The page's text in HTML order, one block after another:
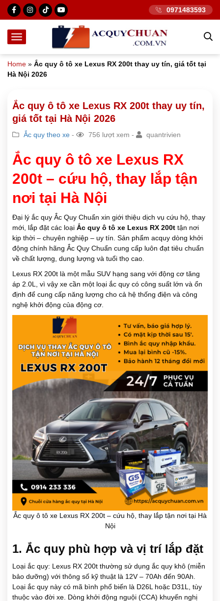
0971483593
Home » Ắc quy ô tô xe Lexus RX 200t thay uy tín, giá tốt tại
Hà Nội 2026
Ắc quy ô tô xe Lexus RX 200t thay uy tín,
giá tốt tại Hà Nội 2026
Ắc quy theo xe - 756 lượt xem - quantrivien
Ắc quy ô tô xe Lexus RX
200t – cứu hộ, thay lắp tận
nơi tại Hà Nội
Đại lý ắc quy Ắc Quy Chuẩn xin giới thiệu dịch vụ cứu hộ, thay
mới, lắp đặt các loại Ắc quy ô tô xe Lexus RX 200t tận nơi
kịp thời – chuyên nghiệp – uy tín. Sản phẩm acquy dòng khởi
động chính hãng Ắc Quy Chuẩn cung cấp luôn đạt tiêu chuẩn
về chất lượng, dung lượng và tuổi thọ cao.
Lexus RX 200t là một mẫu SUV hạng sang với động cơ tăng
áp 2.0L, vì vậy xe cần một loại ắc quy có công suất lớn và ổn
định để cung cấp năng lượng cho cả hệ thống điện và công
nghệ khởi động của động cơ.
Ắc quy ô tô xe Lexus RX 200t – cứu hộ, thay lắp tận nơi tại Hà
Nội
1. Ắc quy phù hợp và vị trí lắp đặt
Loại ắc quy: Lexus RX 200t thường sử dụng ắc quy khô (miễn
bảo dưỡng) với thông số kỹ thuật là 12V – 70Ah đến 90Ah.
Loại ắc quy này có mã bình phổ biến là D26L hoặc D31L, tùy
thuộc vào đời xe. Dòng khởi động nguội (CCA) khuyến nghị